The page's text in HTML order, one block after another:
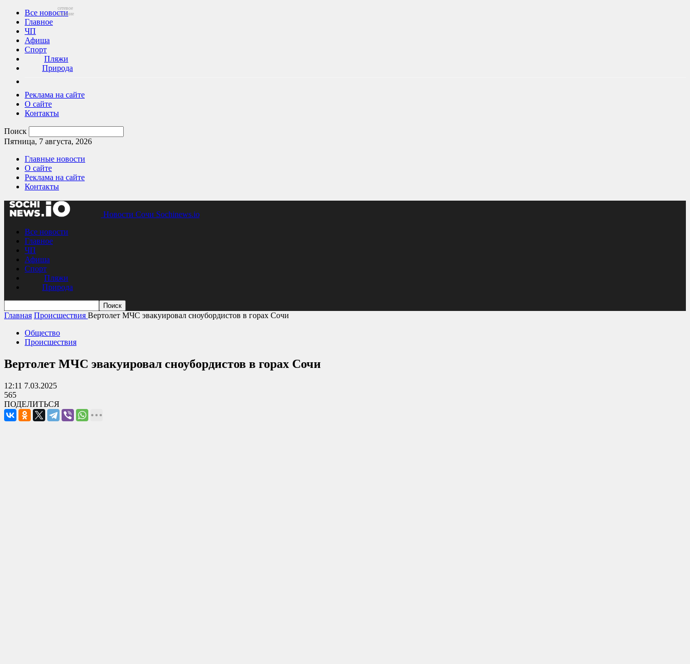
Все новости
Главное
ЧП
Афиша
Спорт
Пляжи
Природа
Реклама на сайте
О сайте
Контакты
Поиск
Пятница, 7 августа, 2026
Главные новости
О сайте
Реклама на сайте
Контакты
Новости Сочи Sochinews.io
сетевое
издание
Все новости
Главное
ЧП
Афиша
Спорт
Пляжи
Природа
Главная Происшествия Вертолет МЧС эвакуировал сноубордистов в горах Сочи
Общество
Происшествия
Вертолет МЧС эвакуировал сноубордистов в горах Сочи
12:11 7.03.2025
565
ПОДЕЛИТЬСЯ